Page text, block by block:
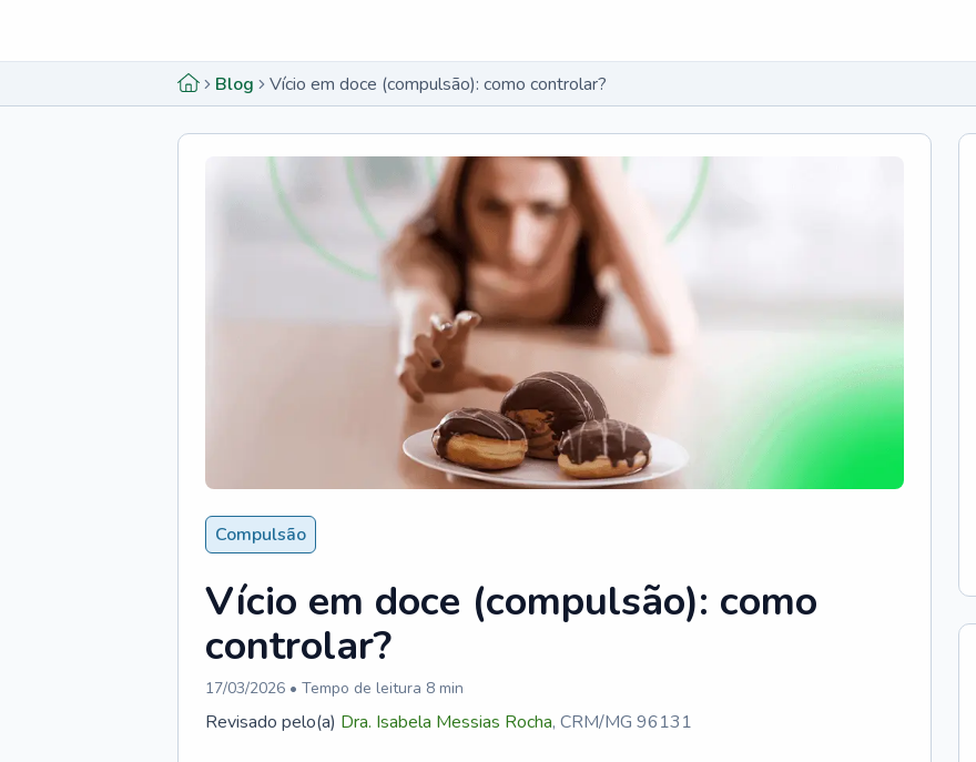
Blog Vício em doce (compulsão): como controlar?
Compulsão
Vício em doce (compulsão): como
controlar?
17/03/2026 • Tempo de leitura 8 min
Revisado pelo(a) Dra. Isabela Messias Rocha, CRM/MG 96131